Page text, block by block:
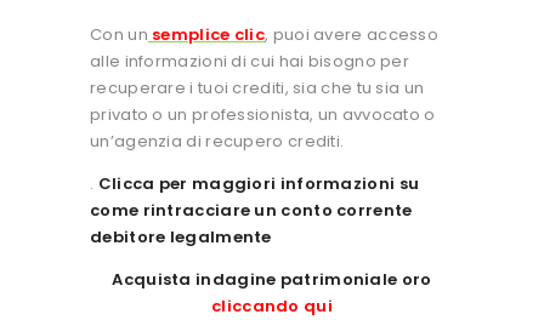
Con un semplice clic, puoi avere accesso
alle informazioni di cui hai bisogno per
recuperare i tuoi crediti, sia che tu sia un
privato o un professionista, un avvocato o
un’agenzia di recupero crediti.
. Clicca per maggiori informazioni su
come rintracciare un conto corrente
debitore legalmente
Acquista indagine patrimoniale oro
cliccando qui